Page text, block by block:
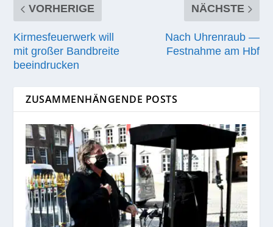
VORHERIGE
Kirmesfeuerwerk will
mit großer Bandbreite
beeindrucken
NÄCHSTE
Nach Uhrenraub —
Festnahme am Hbf
ZUSAMMENHÄNGENDE POSTS